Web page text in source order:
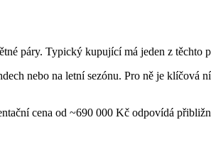
páry. Typický kupující má jeden z těchto
nebo na letní sezónu. Pro ně je klíčová
cena od ~690 000 Kč odpovídá